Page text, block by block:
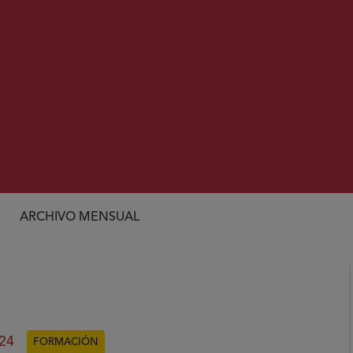
ARCHIVO MENSUAL
FORMACIÓN